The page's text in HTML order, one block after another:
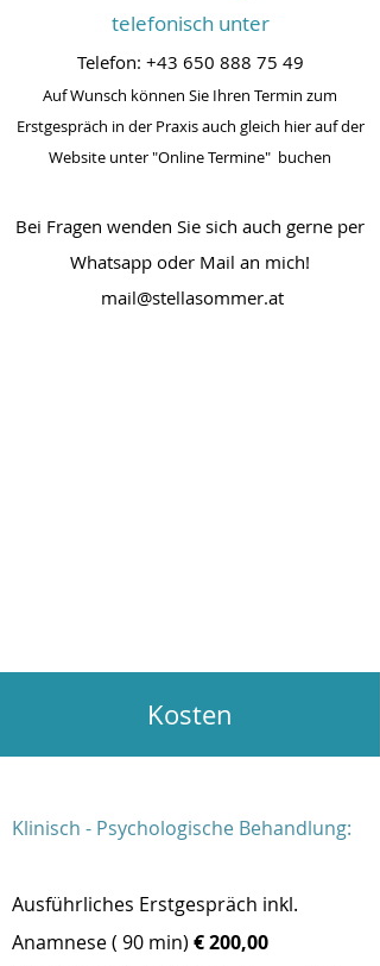
telefonisch unter
Telefon: +43 650 888 75 49
Auf Wunsch können Sie Ihren Termin zum
Erstgespräch in der Praxis auch gleich hier auf der
Website unter "Online Termine" buchen
Bei Fragen wenden Sie sich auch gerne per
Whatsapp oder Mail an mich!
mail@stellasommer.at
Kosten
Klinisch - Psychologische Behandlung:
Ausführliches Erstgespräch inkl.
Anamnese ( 90 min) € 200,00